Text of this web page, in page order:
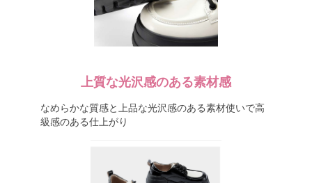
上質な光沢感のある素材感
なめらかな質感と上品な光沢感のある素材使いで高
級感のある仕上がり